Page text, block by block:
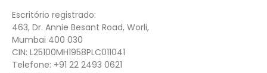
Escritório registrado:
463, Dr. Annie Besant Road, Worli,
Mumbai 400 030
CIN: L25100MH1958PLC011041
Telefone: +91 22 2493 0621